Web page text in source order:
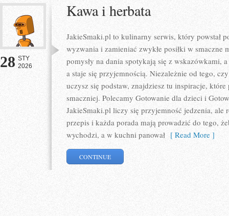
28 STY
2026
Kawa i herbata
JakieSmaki.pl to kulinarny serwis, który powstał
wyzwania i zamieniać zwykłe posiłki w smaczne
pomysły na dania spotykają się z wskazówkami,
a staje się przyjemnością. Niezależnie od tego,
uczysz się podstaw, znajdziesz tu inspiracje,
smaczniej. Polecamy Gotowanie dla dzieci i
JakieSmaki.pl liczy się przyjemność jedzenia, ale
przepis i każda porada mają prowadzić do tego,
wychodzi, a w kuchni panował [ Read More ]
CONTINUE